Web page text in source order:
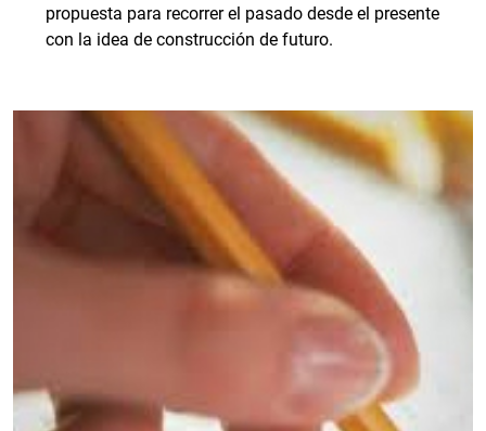
propuesta para recorrer el pasado desde el presente
con la idea de construcción de futuro.